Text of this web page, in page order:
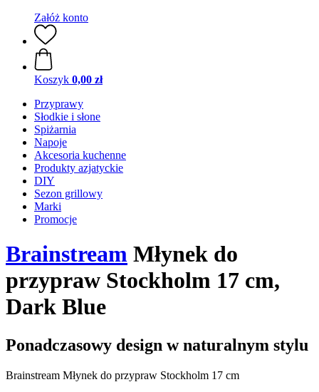
Załóż konto
Koszyk 0,00 zł
Przyprawy
Słodkie i słone
Spiżarnia
Napoje
Akcesoria kuchenne
Produkty azjatyckie
DIY
Sezon grillowy
Marki
Promocje
Brainstream Młynek do
przypraw Stockholm 17 cm,
Dark Blue
Ponadczasowy design w naturalnym stylu
Brainstream Młynek do przypraw Stockholm 17 cm